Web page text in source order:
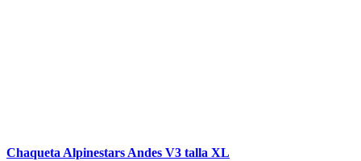
Chaqueta Alpinestars Andes V3 talla XL